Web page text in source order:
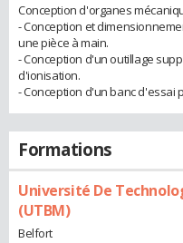
Conception d'organes
- Conception et
une pièce à main.
- Conception d'un outillage
d'ionisation.
- Conception d'un banc d'essai
Formations
Université De
(UTBM)
Belfort